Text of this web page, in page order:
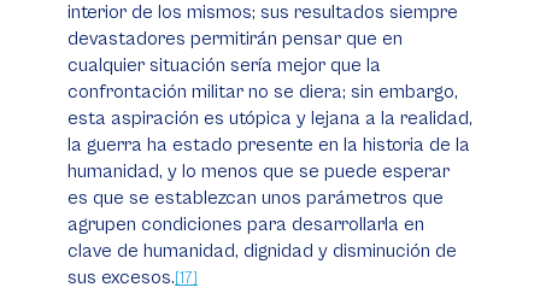
interior de los mismos; sus resultados siempre
devastadores permitirán pensar que en
cualquier situación sería mejor que la
confrontación militar no se diera; sin embargo,
esta aspiración es utópica y lejana a la realidad,
la guerra ha estado presente en la historia de la
humanidad, y lo menos que se puede esperar
es que se establezcan unos parámetros que
agrupen condiciones para desarrollarla en
clave de humanidad, dignidad y disminución de
sus excesos.[17]